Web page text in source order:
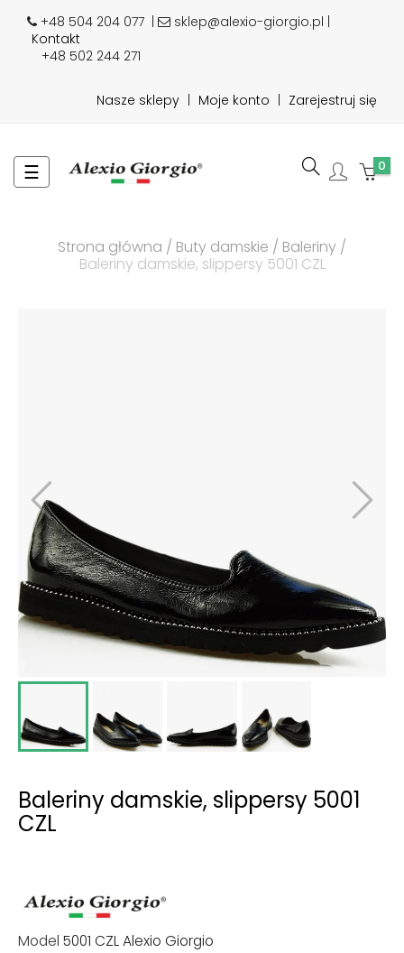
+48 504 204 077
sklep@alexio-giorgio.pl |
Kontakt
+48 502 244 271
Nasze sklepy Moje konto Zarejestruj się
Toggle
navigation
☰ 0
Strona główna Buty damskie
Baleriny
Baleriny damskie, slippersy 5001 CZL
Baleriny damskie, slippersy 5001
CZL
Model 5001 CZL Alexio Giorgio